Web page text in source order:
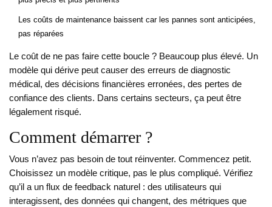
Les coûts de maintenance baissent car les pannes sont anticipées,
pas réparées
Le coût de ne pas faire cette boucle ? Beaucoup plus élevé. Un
modèle qui dérive peut causer des erreurs de diagnostic
médical, des décisions financières erronées, des pertes de
confiance des clients. Dans certains secteurs, ça peut être
légalement risqué.
Comment démarrer ?
Vous n’avez pas besoin de tout réinventer. Commencez petit.
Choisissez un modèle critique, pas le plus compliqué. Vérifiez
qu’il a un flux de feedback naturel : des utilisateurs qui
interagissent, des données qui changent, des métriques que